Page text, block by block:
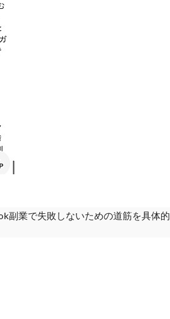
副業で失敗しないための道筋を具体的